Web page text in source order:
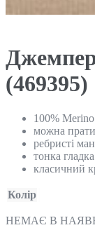
(469395)
100%
можна
ребристі
тонка
класичний
Колір
НЕМАЄ В